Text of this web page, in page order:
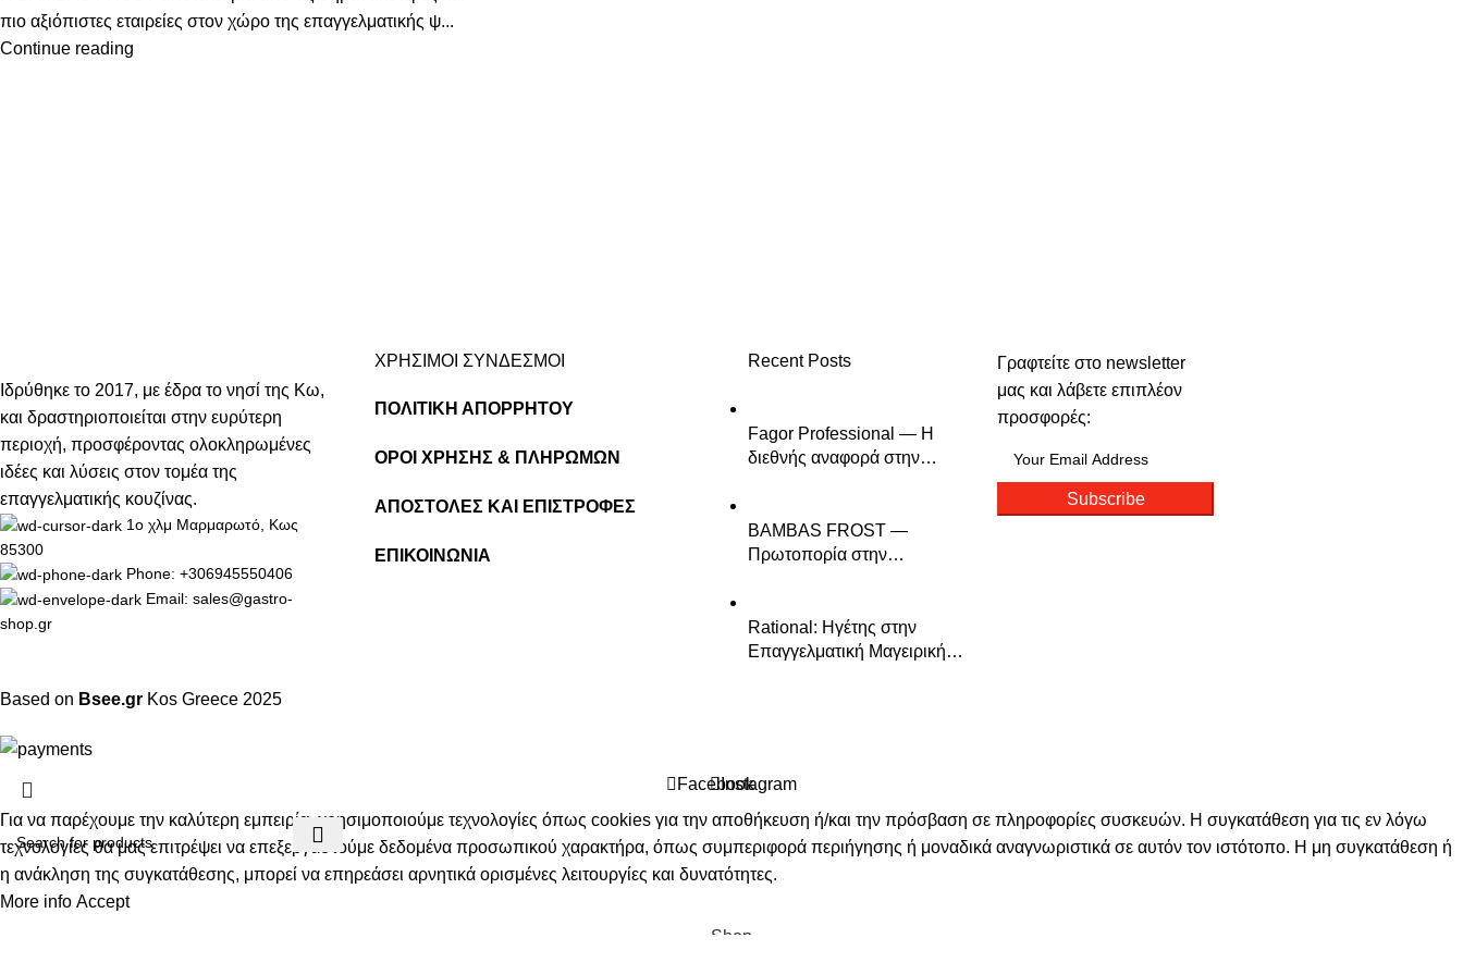
πιο αξιόπιστες εταιρείες στον χώρο της επαγγελματικής ψ...
Continue reading
Ιδρύθηκε το 2017, με έδρα το νησί της Κω,
και δραστηριοποιείται στην ευρύτερη
περιοχή, προσφέροντας ολοκληρωμένες
ιδέες και λύσεις στον τομέα της
επαγγελματικής κουζίνας.
1ο χλμ Μαρμαρωτό, Κως
85300
Phone: +306945550406
Email: sales@gastro-
shop.gr
ΧΡΗΣΙΜΟΙ ΣΥΝΔΕΣΜΟΙ
ΠΟΛΙΤΙΚΗ ΑΠΟΡΡΗΤΟΥ
ΟΡΟΙ ΧΡΗΣΗΣ & ΠΛΗΡΩΜΩΝ
ΑΠΟΣΤΟΛΕΣ ΚΑΙ ΕΠΙΣΤΡΟΦΕΣ
ΕΠΙΚΟΙΝΩΝΙΑ
Recent Posts
Fagor Professional — Η
διεθνής αναφορά στην
BAMBAS FROST —
Πρωτοπορία στην
Rational: Ηγέτης στην
Επαγγελματική Μαγειρική
Γραφτείτε στο newsletter
μας και λάβετε επιπλέον
προσφορές:
Subscribe
Based on Bsee.gr Kos Greece 2025
FacebookInstagram
Για να παρέχουμε την καλύτερη εμπειρία, χρησιμοποιούμε τεχνολογίες όπως cookies για την αποθήκευση ή/και την πρόσβαση σε πληροφορίες συσκευών. Η συγκατάθεση για τις εν λόγω
τεχνολογίες θα μας επιτρέψει να επεξεργαστούμε δεδομένα προσωπικού χαρακτήρα, όπως συμπεριφορά περιήγησης ή μοναδικά αναγνωριστικά σε αυτόν τον ιστότοπο. Η μη συγκατάθεση ή
η ανάκληση της συγκατάθεσης, μπορεί να επηρεάσει αρνητικά ορισμένες λειτουργίες και δυνατότητες.
More info Accept
Shop